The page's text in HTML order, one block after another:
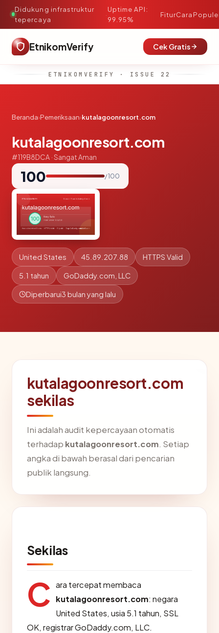
Didukung infrastruktur
tepercaya
·
Uptime API:
99.95%
FiturCara
EtnikomVerify Cek Gratis
ETNIKOMVERIFY · ISSUE 22
Beranda›Pemeriksaan›kutalagoonresort.com
kutalagoonresort.com
#119B8DCA · Sangat Aman
100 / 100
United States 45.89.207.88 HTTPS Valid
5.1 tahun GoDaddy.com, LLC
Diperbarui3 bulan yang lalu
kutalagoonresort.com
sekilas
Ini adalah audit kepercayaan otomatis
terhadap kutalagoonresort.com. Setiap
angka di bawah berasal dari pencarian
publik langsung.
Sekilas
C ara tercepat membaca
kutalagoonresort.com: negara
United States, usia 5.1 tahun, SSL
OK, registrar GoDaddy.com, LLC.